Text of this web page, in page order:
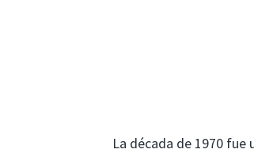
La década de 1970 fue